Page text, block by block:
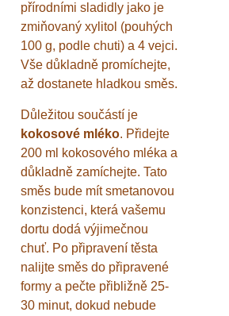
přírodními sladidly jako je
zmiňovaný xylitol (pouhých
100 g, podle chuti) a 4 vejci.
Vše důkladně promíchejte,
až dostanete hladkou směs.
Důležitou součástí je
kokosové mléko. Přidejte
200 ml kokosového mléka a
důkladně zamíchejte. Tato
směs bude mít smetanovou
konzistenci, která vašemu
dortu dodá výjimečnou
chuť. Po připravení těsta
nalijte směs do připravené
formy a pečte přibližně 25-
30 minut, dokud nebude